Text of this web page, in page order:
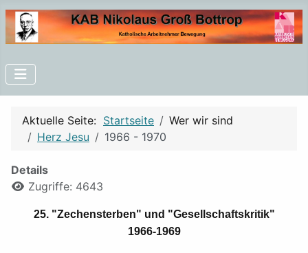
Aktuelle Seite: Startseite
Wer wir sind
Herz Jesu
1966 - 1970
Details
Zugriffe: 4643
25. "Zechensterben" und "Gesellschaftskritik"
1966-1969